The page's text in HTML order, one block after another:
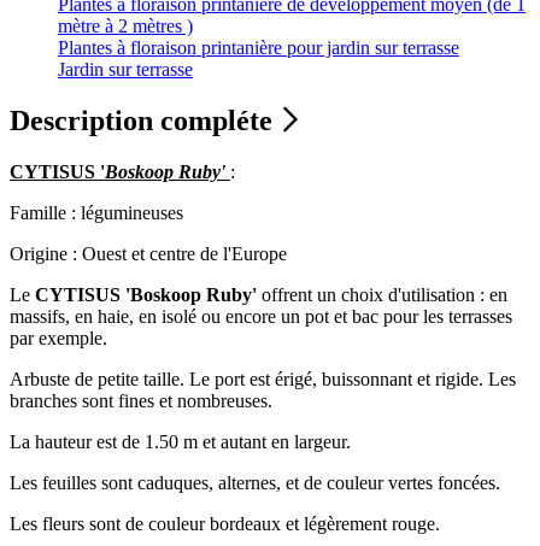
Plantes à floraison printanière de développement moyen (de 1
mètre à 2 mètres )
Plantes à floraison printanière pour jardin sur terrasse
Jardin sur terrasse
Description compléte
CYTISUS 'Boskoop Ruby' :
Famille : légumineuses
Origine : Ouest et centre de l'Europe
Le CYTISUS 'Boskoop Ruby' offrent un choix d'utilisation : en
massifs, en haie, en isolé ou encore un pot et bac pour les terrasses
par exemple.
Arbuste de petite taille. Le port est érigé, buissonnant et rigide. Les
branches sont fines et nombreuses.
La hauteur est de 1.50 m et autant en largeur.
Les feuilles sont caduques, alternes, et de couleur vertes foncées.
Les fleurs sont de couleur bordeaux et légèrement rouge.